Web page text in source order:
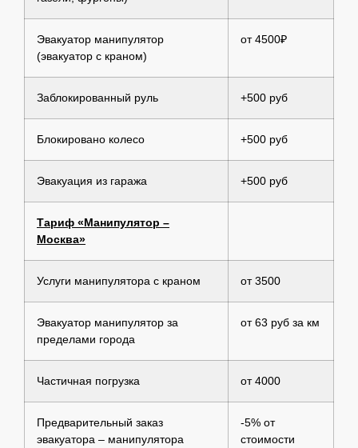
Эвакуатор манипулятор
(эвакуатор с краном)
от 4500₽
Заблокированный руль +500 руб
Блокировано колесо +500 руб
Эвакуация из гаража +500 руб
Тариф «Манипулятор –
Москва»
Услуги манипулятора с краном от 3500
Эвакуатор манипулятор за
пределами города
от 63 руб за км
Частичная погрузка от 4000
Предварительный заказ
эвакуатора – манипулятора
-5% от
стоимости